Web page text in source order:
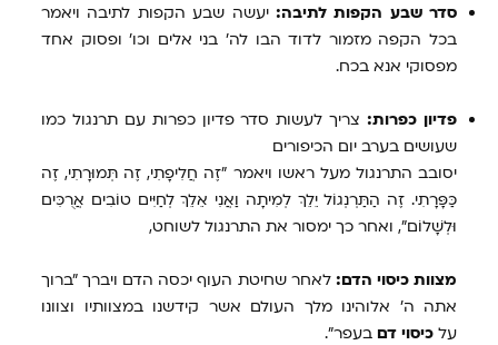
סדר שבע הקפות לתיבה:יעשה שבע הקפות לתיבה ויאמר
בכל הקפה מזמור לדוד הבו לה' בני אלים וכו' ופסוק אחד
מפסוקי אנא בכח.
פדיון כפרות:צריך לעשות סדר פדיון כפרות עם תרנגול כמו
שעושים בערב יום הכיפורים
יסובב התרנגול מעל ראשו ויאמר "זֶה חֲלִיפָתִי, זֶה תְּמוּרָתִי, זֶה
כַּפָּרָתִי. זֶה הַתַּרְנְגוֹל יֵלֵךְ לְמִיתָה וַאֲנִי אֵלֵךְ לְחַיִּים טוֹבִים אֲרֻכִּים
וּלְשָׁלוֹם", ואחר כך ימסור את התרנגול לשוחט,
מצוות כיסוי הדם: לאחר שחיטת העוף יכסה הדם ויברך "ברוך
אתה ה' אלוהינו מלך העולם אשר קידשנו במצוותיו וצוונו
על כיסוי דם בעפר".